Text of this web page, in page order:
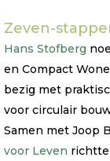
Zeven-
Hans Stofberg
en Compact
bezig met
voor circulair
Samen met Joop
voor Leven richtte